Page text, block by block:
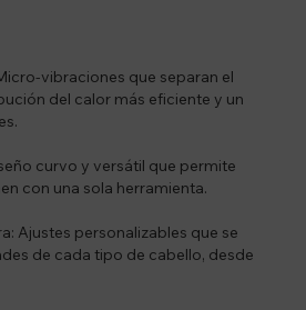
vibraciones que separan el
del calor más eficiente y un
curvo y versátil que permite
con una sola herramienta.
Ajustes personalizables que se
de cada tipo de cabello, desde